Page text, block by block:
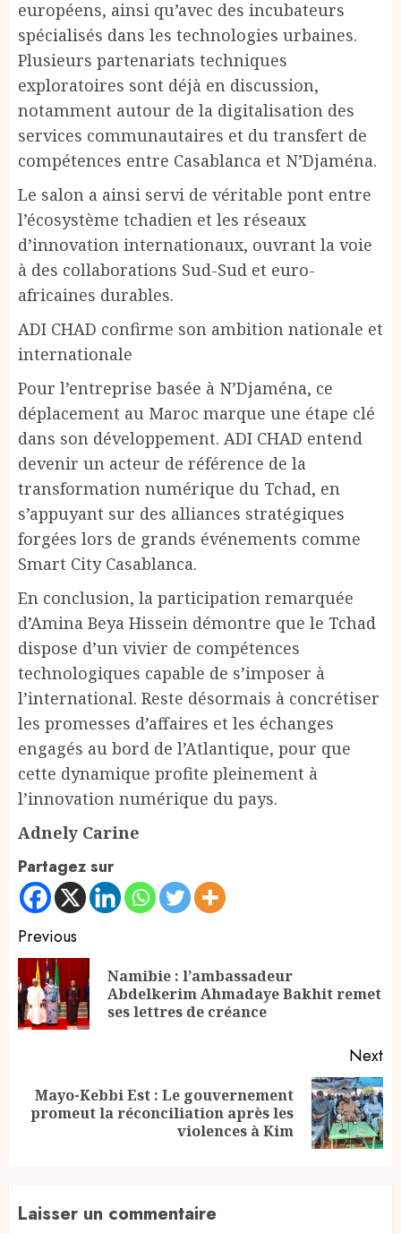
européens, ainsi qu’avec des incubateurs
spécialisés dans les technologies urbaines.
Plusieurs partenariats techniques
exploratoires sont déjà en discussion,
notamment autour de la digitalisation des
services communautaires et du transfert de
compétences entre Casablanca et N’Djaména.
Le salon a ainsi servi de véritable pont entre
l’écosystème tchadien et les réseaux
d’innovation internationaux, ouvrant la voie
à des collaborations Sud-Sud et euro-
africaines durables.
ADI CHAD confirme son ambition nationale et
internationale
Pour l’entreprise basée à N’Djaména, ce
déplacement au Maroc marque une étape clé
dans son développement. ADI CHAD entend
devenir un acteur de référence de la
transformation numérique du Tchad, en
s’appuyant sur des alliances stratégiques
forgées lors de grands événements comme
Smart City Casablanca.
En conclusion, la participation remarquée
d’Amina Beya Hissein démontre que le Tchad
dispose d’un vivier de compétences
technologiques capable de s’imposer à
l’international. Reste désormais à concrétiser
les promesses d’affaires et les échanges
engagés au bord de l’Atlantique, pour que
cette dynamique profite pleinement à
l’innovation numérique du pays.
Adnely Carine
Partagez sur
Continue
Reading
Previous
Namibie : l’ambassadeur
Abdelkerim Ahmadaye Bakhit remet
ses lettres de créance
Next
Next
Mayo-Kebbi Est : Le gouvernement
promeut la réconciliation après les
violences à Kim
Laisser un commentaire